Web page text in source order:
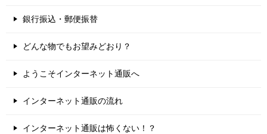
銀行振込・郵便振替
どんな物でもお望みどおり？
ようこそインターネット通販へ
インターネット通販の流れ
インターネット通販は怖くない！？